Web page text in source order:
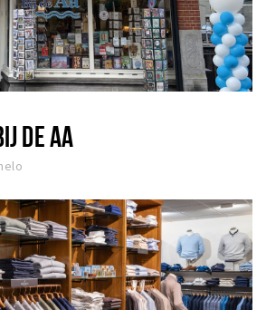
DE AA